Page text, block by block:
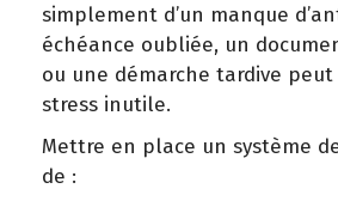
simplement d’un manque
échéance oubliée, un
ou une démarche tardive
stress inutile.
Mettre en place un système
de :